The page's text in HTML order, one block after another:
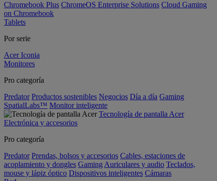
Chromebook Plus ChromeOS Enterprise Solutions Cloud Gaming
on Chromebook
Tablets
Por serie
Acer Iconia
Monitores
Pro categoría
Predator Productos sostenibles Negocios Día a día Gaming
SpatialLabs™ Monitor inteligente
Tecnología de pantalla Acer
Electrónica y accesorios
Pro categoría
Predator Prendas, bolsos y accesorios Cables, estaciones de
acoplamiento y dongles Gaming Auriculares y audio Teclados,
mouse y lápiz óptico Dispositivos inteligentes Cámaras